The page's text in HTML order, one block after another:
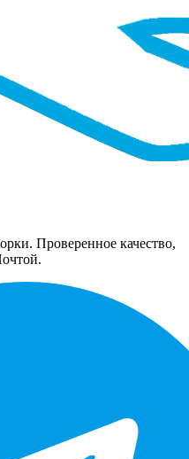
Проверенное качество,